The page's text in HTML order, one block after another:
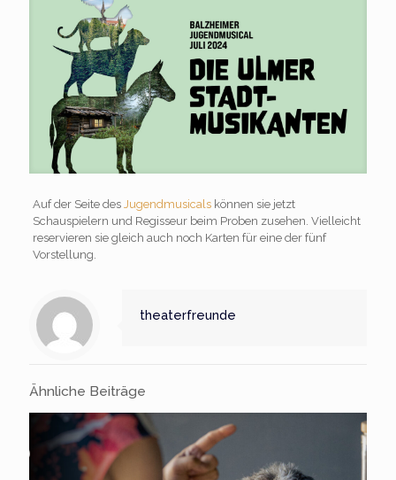
Auf der Seite des Jugendmusicalskönnen sie jetzt
Schauspielern und Regisseur beim Proben zusehen. Vielleicht
reservieren sie gleich auch noch Karten für eine der fünf
Vorstellung.
theaterfreunde
Ähnliche Beiträge